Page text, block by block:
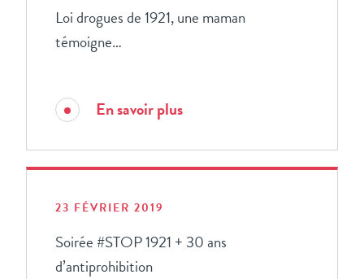
Loi drogues de 1921, une maman
témoigne…
En savoir plus
23 FÉVRIER 2019
Soirée #STOP 1921 + 30 ans
d’antiprohibition